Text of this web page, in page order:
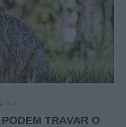
TRAVAR O